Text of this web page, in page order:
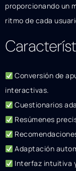
proporcionando un
ritmo de cada
Conversión de
interactivas.
Cuestionarios
Resúmenes
Adaptación
Interfaz intuitiva